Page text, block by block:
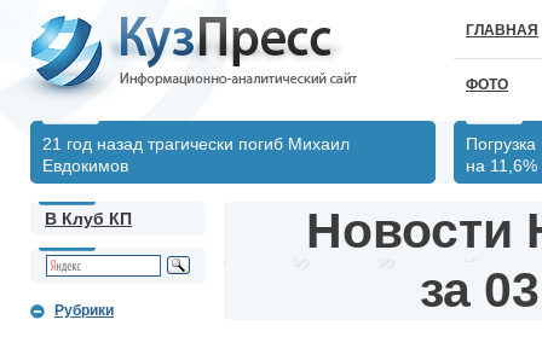
ГЛАВНАЯ
ФОТО
21 год назад трагически погиб Михаил
Евдокимов
на 11,6%
В Клуб КП
Рубрики
Новости
за